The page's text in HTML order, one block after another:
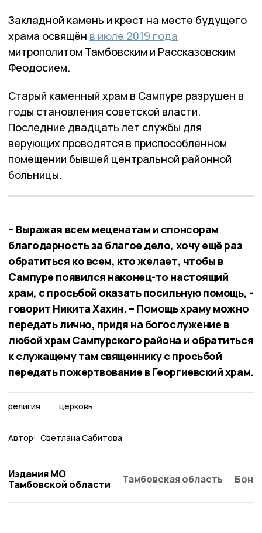
Закладной камень и крест на месте будущего
храма освящён в июле 2019 года
митрополитом Тамбовским и Рассказовским
Феодосием.
Старый каменный храм в Сампуре разрушен в
годы становления советской власти.
Последние двадцать лет службы для
верующих проводятся в приспособленном
помещении бывшей центральной районной
больницы.
– Выражая всем меценатам и спонсорам
благодарность за благое дело, хочу ещё раз
обратиться ко всем, кто желает, чтобы в
Сампуре появился наконец-то настоящий
храм, с просьбой оказать посильную помощь, -
говорит Никита Хахин. – Помощь храму можно
передать лично, придя на богослужение в
любой храм Сампурского района и обратиться
к служащему там священнику с просьбой
передать пожертвование в Георгиевский храм.
религия церковь
Автор: Светлана Сабитова
Издания МО
Тамбовской области
Тамбовская область